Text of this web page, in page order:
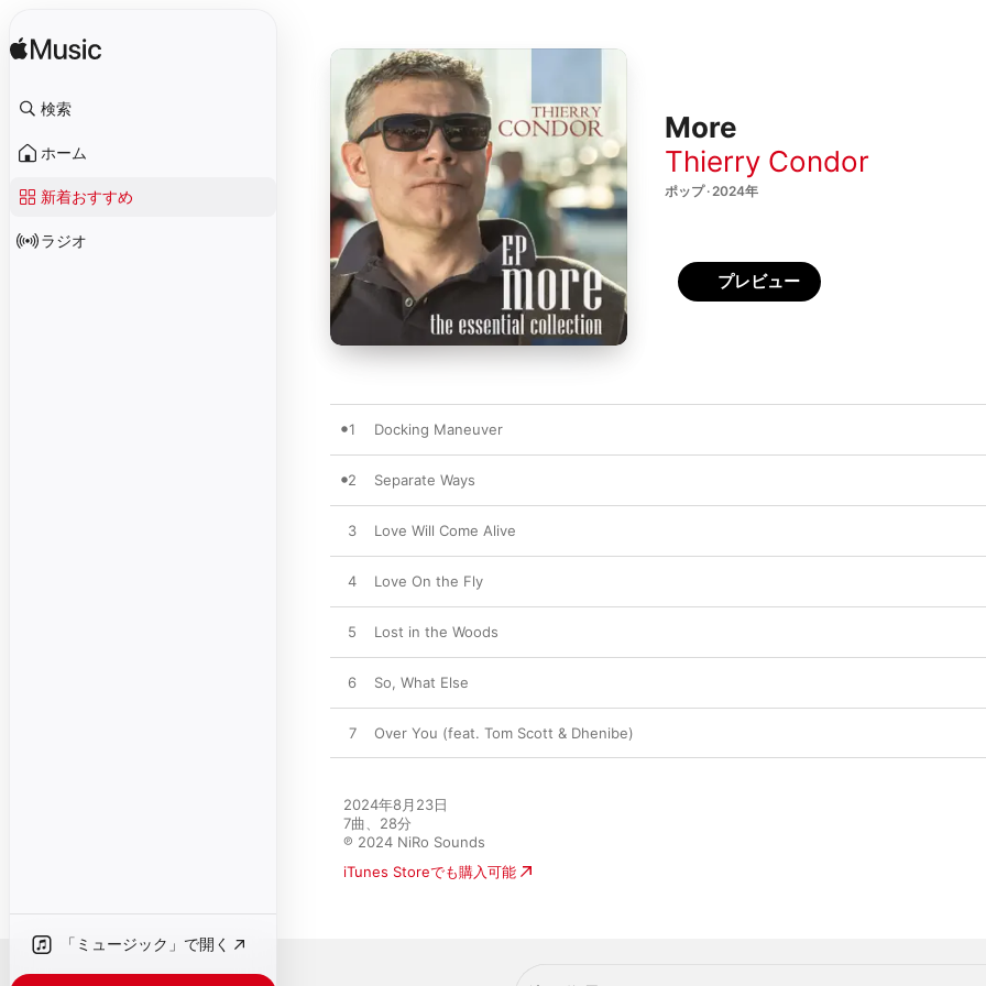
検索
ホーム
新着おすすめ
ラジオ
「ミュージック」で開く
More
Thierry Condor
ポップ · 2024年
プレビュー
1 Docking Maneuver
2 Separate Ways
3 Love Will Come Alive
4 Love On the Fly
5 Lost in the Woods
6 So, What Else
7 Over You (feat. Tom Scott & Dhenibe)
2024年8月23日
7曲、28分
℗ 2024 NiRo Sounds
iTunes Storeでも購入可能